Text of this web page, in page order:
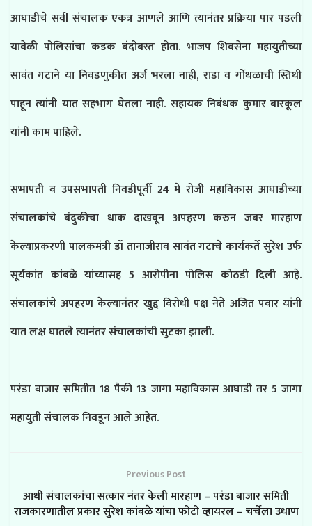
आघाडीचे सर्वl संचालक एकत्र आणले आणि त्यानंतर प्रक्रिया पार पडली
यावेळी पोलिसांचा कडक बंदोबस्त होता. भाजप शिवसेना महायुतीच्या
सावंत गटाने या निवडणुकीत अर्ज भरला नाही, राडा व गोंधळाची स्तिथी
पाहून त्यांनी यात सहभाग घेतला नाही. सहायक निबंधक कुमार बारकूल
यांनी काम पाहिले.
सभापती व उपसभापती निवडीपूर्वी 24 मे रोजी महाविकास आघाडीच्या
संचालकांचे बंदुकीचा धाक दाखवून अपहरण करुन जबर मारहाण
केल्याप्रकरणी पालकमंत्री डॉ तानाजीराव सावंत गटाचे कार्यकर्ते सुरेश उर्फ
सूर्यकांत कांबळे यांच्यासह 5 आरोपीना पोलिस कोठडी दिली आहे.
संचालकांचे अपहरण केल्यानंतर खुद्द विरोधी पक्ष नेते अजित पवार यांनी
यात लक्ष घातले त्यानंतर संचालकांची सुटका झाली.
परंडा बाजार समितीत 18 पैकी 13 जागा महाविकास आघाडी तर 5 जागा
महायुती संचालक निवडून आले आहेत.
Previous Post
आधी संचालकांचा सत्कार नंतर केली मारहाण – परंडा बाजार समिती
राजकारणातील प्रकार सुरेश कांबळे यांचा फोटो व्हायरल – चर्चेला उधाण